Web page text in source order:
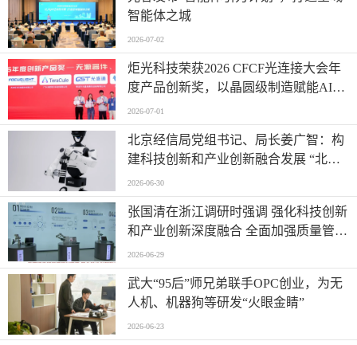
智能体之城
2026-07-02
炬光科技荣获2026 CFCF光连接大会年
度产品创新奖，以晶圆级制造赋能AI时
代高密度光互连
2026-07-01
北京经信局党组书记、局长姜广智：构
建科技创新和产业创新融合发展 “北京
模式” 为首都推进新型工业化注入强劲
动能
2026-06-30
张国清在浙江调研时强调 强化科技创新
和产业创新深度融合 全面加强质量管理
增加高质量供给
2026-06-29
武大“95后”师兄弟联手OPC创业，为无
人机、机器狗等研发“火眼金睛”
2026-06-23